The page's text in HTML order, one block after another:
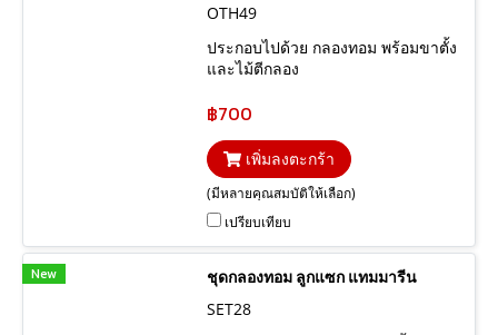
OTH49
ประกอบไปด้วย กลองทอม พร้อมขาตั้ง
และไม้ตีกลอง
฿700
เพิ่มลงตะกร้า
(มีหลายคุณสมบัติให้เลือก)
เปรียบเทียบ
New
ชุดกลองทอม ลูกแซก แทมมารีน
SET28